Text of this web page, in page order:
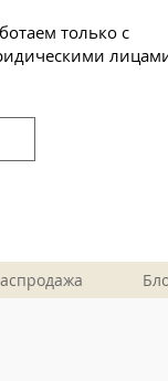
только с